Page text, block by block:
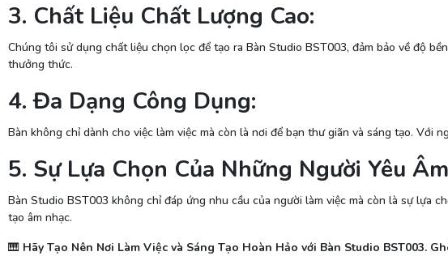
3. Chất Liệu Chất Lượng Cao:
Chúng tôi sử dụng chất liệu chọn lọc để tạo ra Bàn Studio BST003, đảm bảo về độ
thưởng thức.
4. Đa Dạng Công Dụng:
Bàn không chỉ dành cho việc làm việc mà còn là nơi để bạn thư giãn và sáng tạo. Với
5. Sự Lựa Chọn Của Những Người Yêu
Bàn Studio BST003 không chỉ đáp ứng nhu cầu của người làm việc mà còn là sự lựa
tạo âm nhạc.
🎹 Hãy Tạo Nên Nơi Làm Việc và Sáng Tạo Hoàn Hảo với Bàn Studio BST003.